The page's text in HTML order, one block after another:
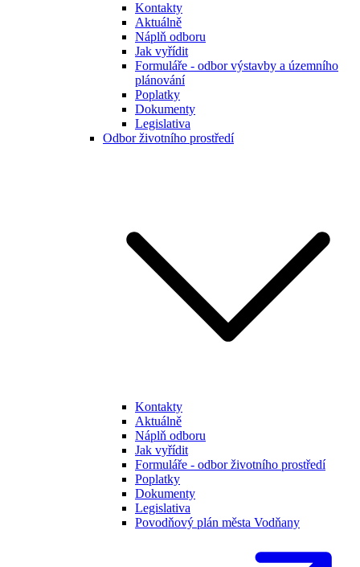
Kontakty
Aktuálně
Náplň odboru
Jak vyřídit
Formuláře - odbor výstavby a územního
plánování
Poplatky
Dokumenty
Legislativa
Odbor životního prostředí
Kontakty
Aktuálně
Náplň odboru
Jak vyřídit
Formuláře - odbor životního prostředí
Poplatky
Dokumenty
Legislativa
Povodňový plán města Vodňany